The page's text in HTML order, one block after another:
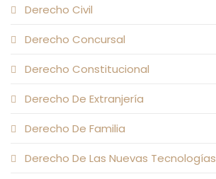
Derecho Civil
Derecho Concursal
Derecho Constitucional
Derecho De Extranjería
Derecho De Familia
Derecho De Las Nuevas Tecnologías